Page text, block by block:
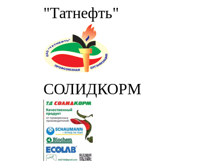
"Татнефть"
СОЛИДКОРМ